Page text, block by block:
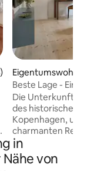
Bewertung:
enhagen
Beste Lage -
Badezimmer von
Die Unterkunft
des historischen
Kopenhagen,
charmanten
lebhaften Bars
Geschäften.
die schönen
in
von